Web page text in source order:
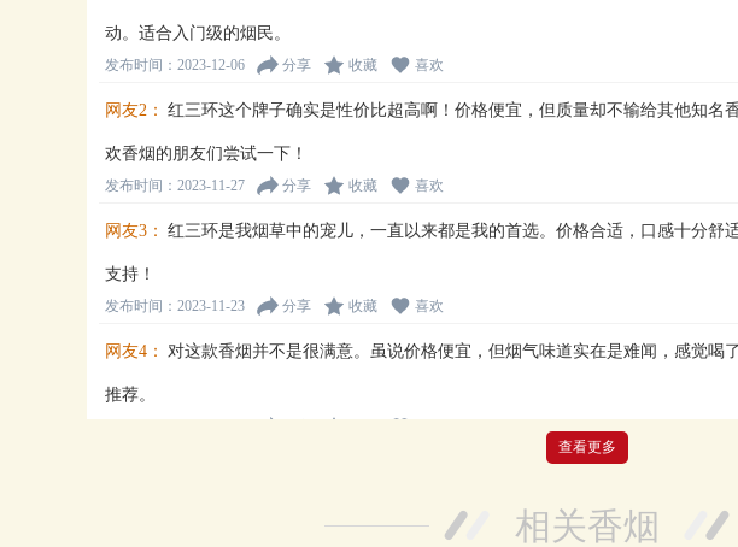
动。适合入门级的烟民。
发布时间：2023-12-06 分享 收藏 喜欢
网友2： 红三环这个牌子确实是性价比超高啊！价格便宜，但质量却不输给其他知名
欢香烟的朋友们尝试一下！
发布时间：2023-11-27 分享 收藏 喜欢
网友3： 红三环是我烟草中的宠儿，一直以来都是我的首选。价格合适，口感十分舒
支持！
发布时间：2023-11-23 分享 收藏 喜欢
网友4： 对这款香烟并不是很满意。虽说价格便宜，但烟气味道实在是难闻，感觉喝
推荐。
查看更多
相关香烟